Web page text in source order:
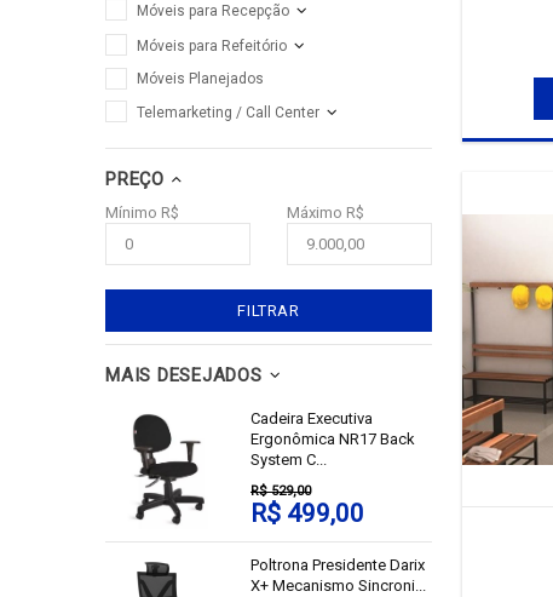
Móveis para Recepção
Móveis para Refeitório
Móveis Planejados
Telemarketing / Call Center
PREÇO
Mínimo R$ Máximo R$
FILTRAR
MAIS DESEJADOS
Cadeira Executiva
Ergonômica NR17 Back
System C...
R$ 529,00
R$ 499,00
Poltrona Presidente Darix
X+ Mecanismo Sincroni...